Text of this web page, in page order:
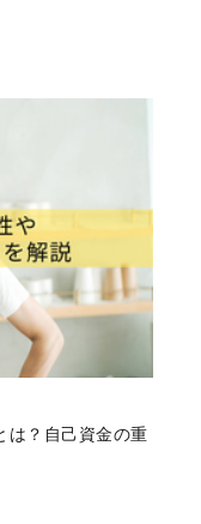
は？自己資金の重